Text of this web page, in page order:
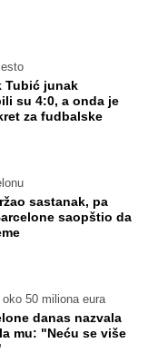
Tubić junak
su 4:0, a onda je
za fudbalske
sastanak, pa
saopštio da
50 miliona eura
danas nazvala
mu: "Neću se više